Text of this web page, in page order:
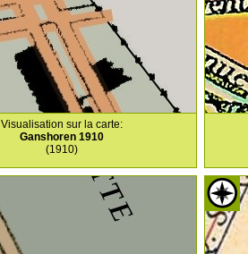
Visualisation sur la carte:
Ganshoren 1910
(1910)